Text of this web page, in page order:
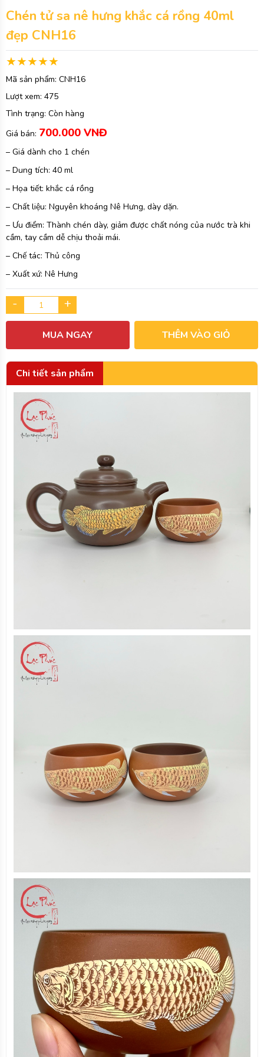
Chén tử sa nê hưng khắc cá rồng 40ml
đẹp CNH16
Mã sản phẩm: CNH16
Lượt xem: 475
Tình trạng: Còn hàng
Giá bán: 700.000 VNĐ
– Giá dành cho 1 chén
– Dung tích: 40 ml
– Họa tiết: khắc cá rồng
– Chất liệu: Nguyên khoáng Nê Hưng, dày dặn.
– Ưu điểm: Thành chén dày, giảm được chất nóng của nước trà khi
cầm, tay cầm dễ chịu thoải mái.
– Chế tác: Thủ công
– Xuất xứ: Nê Hưng
- +
MUA NGAY THÊM VÀO GIỎ
Chi tiết sản phẩm